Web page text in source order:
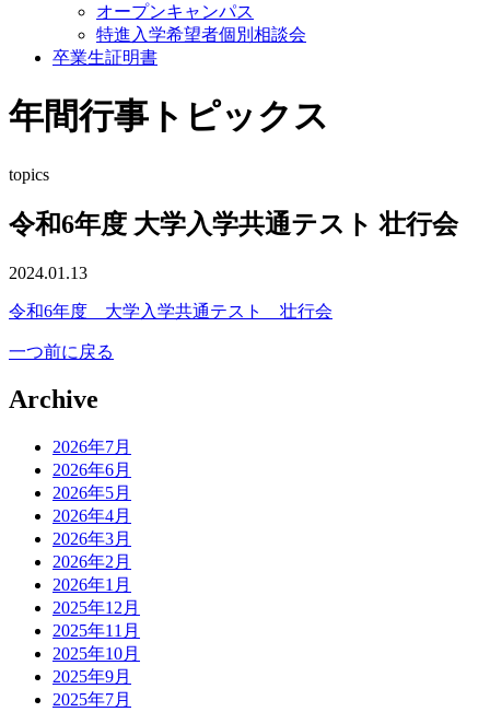
オープンキャンパス
特進入学希望者個別相談会
卒業生証明書
年間行事トピックス
topics
令和6年度 大学入学共通テスト 壮行会
2024.01.13
令和6年度 大学入学共通テスト 壮行会
一つ前に戻る
Archive
2026年7月
2026年6月
2026年5月
2026年4月
2026年3月
2026年2月
2026年1月
2025年12月
2025年11月
2025年10月
2025年9月
2025年7月